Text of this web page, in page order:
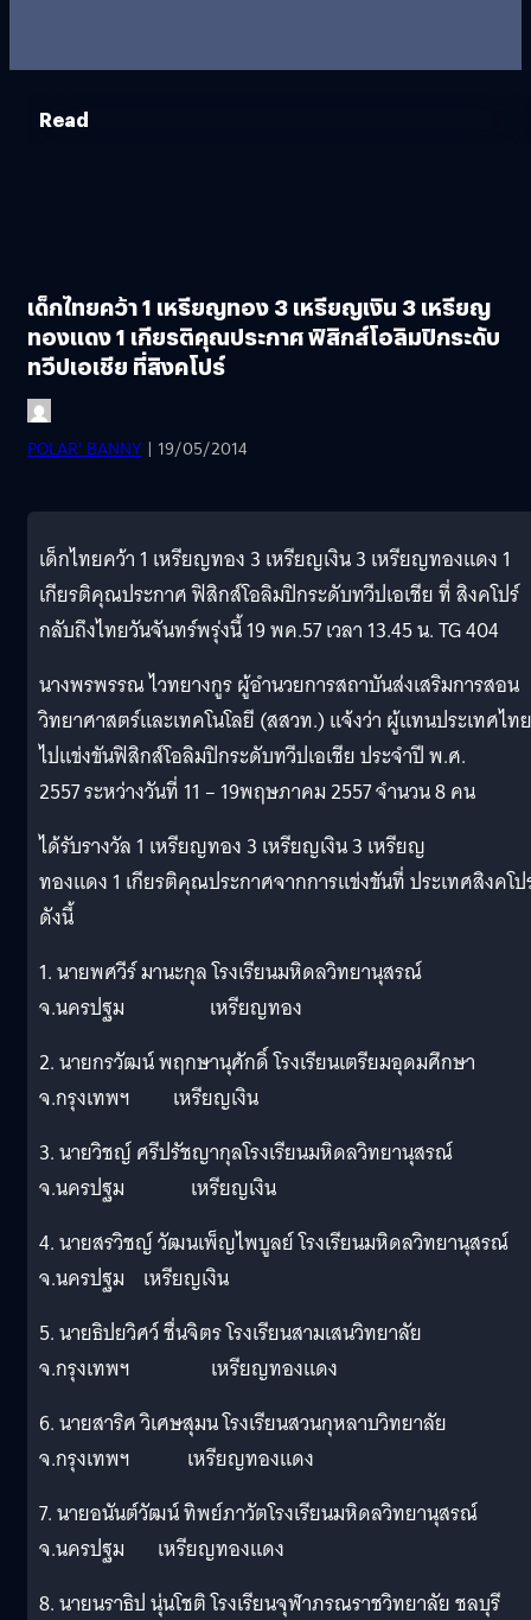
Read
เด็กไทยคว้า 1 เหรียญทอง 3 เหรียญเงิน 3 เหรียญ
ทองแดง 1 เกียรติคุณประกาศ ฟิสิกส์โอลิมปิกระดับ
ทวีปเอเชีย ที่สิงคโปร์
POLAR' BANNY | 19/05/2014
เด็กไทยคว้า 1 เหรียญทอง 3 เหรียญเงิน 3 เหรียญทองแดง 1
เกียรติคุณประกาศ ฟิสิกส์โอลิมปิกระดับทวีปเอเชีย ที่ สิงคโปร์
กลับถึงไทยวันจันทร์พรุ่งนี้ 19 พค.57 เวลา 13.45 น. TG 404
นางพรพรรณ ไวทยางกูร ผู้อำนวยการสถาบันส่งเสริมการสอน
วิทยาศาสตร์และเทคโนโลยี (สสวท.) แจ้งว่า ผู้แทนประเทศไท
ไปแข่งขันฟิสิกส์โอลิมปิกระดับทวีปเอเชีย ประจำปี พ.ศ.
2557 ระหว่างวันที่ 11 – 19พฤษภาคม 2557 จำนวน 8 คน
ได้รับรางวัล 1 เหรียญทอง 3 เหรียญเงิน 3 เหรียญ
ทองแดง 1 เกียรติคุณประกาศจากการแข่งขันที่ ประเทศสิงคโป
ดังนี้
1. นายพศวีร์ มานะกุล โรงเรียนมหิดลวิทยานุสรณ์
จ.นครปฐม เหรียญทอง
2. นายกรวัฒน์ พฤกษานุศักดิ์ โรงเรียนเตรียมอุดมศึกษา
จ.กรุงเทพฯ เหรียญเงิน
3. นายวิชญ์ ศรีปรัชญากุลโรงเรียนมหิดลวิทยานุสรณ์
จ.นครปฐม เหรียญเงิน
4. นายสรวิชญ์ วัฒนเพ็ญไพบูลย์ โรงเรียนมหิดลวิทยานุสรณ์
จ.นครปฐม เหรียญเงิน
5. นายธิปยวิศว์ ชื่นจิตร โรงเรียนสามเสนวิทยาลัย
จ.กรุงเทพฯ เหรียญทองแดง
6. นายสาริศ วิเศษสุมน โรงเรียนสวนกุหลาบวิทยาลัย
จ.กรุงเทพฯ เหรียญทองแดง
7. นายอนันต์วัฒน์ ทิพย์ภาวัตโรงเรียนมหิดลวิทยานุสรณ์
จ.นครปฐม เหรียญทองแดง
8. นายนราธิป นุ่นโชติ โรงเรียนจุฬาภรณราชวิทยาลัย ชลบุรี